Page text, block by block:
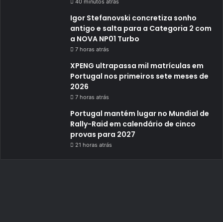
40 minutos atrás
Igor Stefanovski concretiza sonho
antigo e salta para a Categoria 2 com
a NOVA NP01 Turbo
7 horas atrás
XPENG ultrapassa mil matrículas em
Portugal nos primeiros sete meses de
2026
7 horas atrás
Portugal mantém lugar no Mundial de
Rally-Raid em calendário de cinco
provas para 2027
21 horas atrás